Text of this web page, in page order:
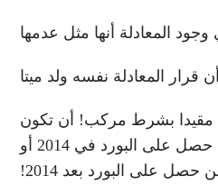
مقيدا بشرط مركب! أن تكون
المعادلة بدون رسالة لمن حصل على البورد في 2014 أو
قبلها، وتكون برسالة لمن حصل على البورد بعد 2014!